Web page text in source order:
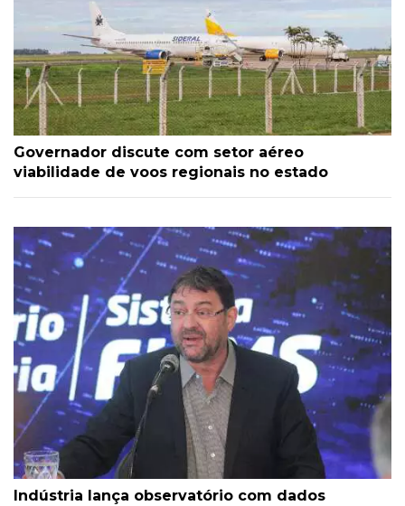
Governador discute com setor aéreo
viabilidade de voos regionais no estado
Indústria lança observatório com dados